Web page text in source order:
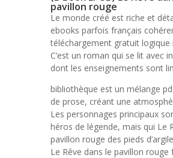
pavillon rouge
Le monde créé est riche et
ebooks parfois français
téléchargement gratuit logique
C’est un roman qui se lit avec
dont les enseignements sont
bibliothèque est un mélange
de prose, créant une
Les personnages principaux
héros de légende, mais qui Le
pavillon rouge des pieds
Le Rêve dans le pavillon